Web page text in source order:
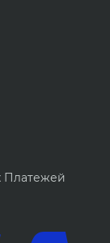
Платежей